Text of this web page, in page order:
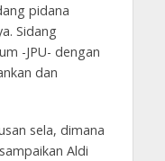
pidana
Sidang
-JPU- dengan
dan
sela, dimana
Aldi